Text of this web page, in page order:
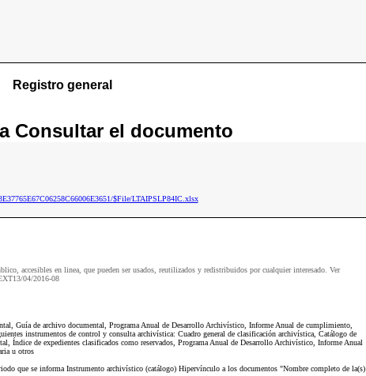
Registro general
Consultarel documento
$File/LTAIPSLP84IC.xlsx
accesibles en linea, que pueden ser usados, reutilizados y redistribuidos por cualquier interesado. Ver
04/2016-08
Guía de archivo documental, Programa Anual de Desarrollo Archivístico, Informe Anual de cumplimiento,
instrumentos de control y consulta archivística: Cuadro general de clasificación archivística, Catálogo de
Índice de expedientes clasificados como reservados, Programa Anual de Desarrollo Archivístico, Informe Anual
u otros
que se informa Instrumento archivístico (catálogo) Hipervínculo a los documentos "Nombre completo de la(s)